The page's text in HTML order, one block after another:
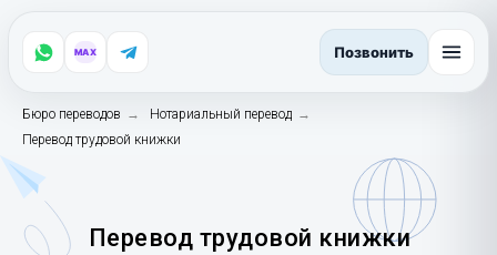
MAX Позвонить
Бюро переводов → Нотариальный перевод →
Перевод трудовой книжки
Перевод трудовой книжки